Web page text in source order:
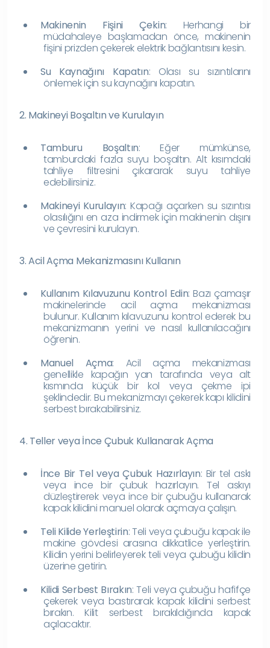
Makinenin Fişini Çekin: Herhangi bir
müdahaleye başlamadan önce, makinenin
fişini prizden çekerek elektrik bağlantısını kesin.
Su Kaynağını Kapatın: Olası su sızıntılarını
önlemek için su kaynağını kapatın.
2. Makineyi Boşaltın ve Kurulayın
Tamburu Boşaltın: Eğer mümkünse,
tamburdaki fazla suyu boşaltın. Alt kısımdaki
tahliye filtresini çıkararak suyu tahliye
edebilirsiniz.
Makineyi Kurulayın: Kapağı açarken su sızıntısı
olasılığını en aza indirmek için makinenin dışını
ve çevresini kurulayın.
3. Acil Açma Mekanizmasını Kullanın
Kullanım Kılavuzunu Kontrol Edin: Bazı çamaşır
makinelerinde acil açma mekanizması
bulunur. Kullanım kılavuzunu kontrol ederek bu
mekanizmanın yerini ve nasıl kullanılacağını
öğrenin.
Manuel Açma: Acil açma mekanizması
genellikle kapağın yan tarafında veya alt
kısmında küçük bir kol veya çekme ipi
şeklindedir. Bu mekanizmayı çekerek kapı kilidini
serbest bırakabilirsiniz.
4. Teller veya İnce Çubuk Kullanarak Açma
İnce Bir Tel veya Çubuk Hazırlayın: Bir tel askı
veya ince bir çubuk hazırlayın. Tel askıyı
düzleştirerek veya ince bir çubuğu kullanarak
kapak kilidini manuel olarak açmaya çalışın.
Teli Kilide Yerleştirin: Teli veya çubuğu kapak ile
makine gövdesi arasına dikkatlice yerleştirin.
Kilidin yerini belirleyerek teli veya çubuğu kilidin
üzerine getirin.
Kilidi Serbest Bırakın: Teli veya çubuğu hafifçe
çekerek veya bastırarak kapak kilidini serbest
bırakın. Kilit serbest bırakıldığında kapak
açılacaktır.